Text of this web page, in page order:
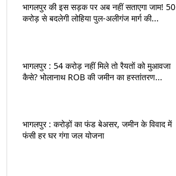
भागलपुर की इस सड़क पर अब नहीं सताएगा जाम! 50
करोड़ से बदलेगी लोहिया पुल-अलीगंज मार्ग की...
भागलपुर : 54 करोड़ नहीं मिले तो रैयतों को मुआवजा
कैसे? भोलानाथ ROB की जमीन का हस्तांतरण...
भागलपुर : करोड़ों का फंड बेअसर, जमीन के विवाद में
फंसी हर घर गंगा जल योजना